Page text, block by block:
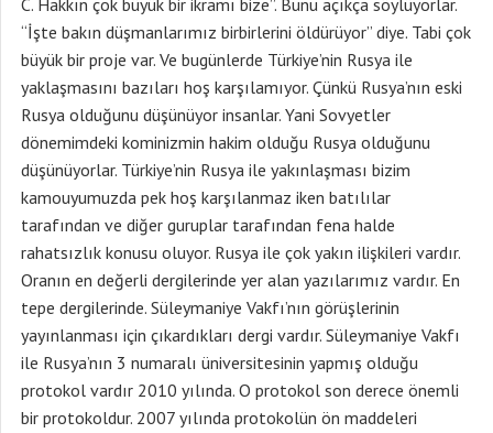
C. Hakkın çok büyük bir ikramı bize”. Bunu açıkça söylüyorlar.
“İşte bakın düşmanlarımız birbirlerini öldürüyor” diye. Tabi çok
büyük bir proje var. Ve bugünlerde Türkiye’nin Rusya ile
yaklaşmasını bazıları hoş karşılamıyor. Çünkü Rusya’nın eski
Rusya olduğunu düşünüyor insanlar. Yani Sovyetler
dönemimdeki kominizmin hakim olduğu Rusya olduğunu
düşünüyorlar. Türkiye’nin Rusya ile yakınlaşması bizim
kamouyumuzda pek hoş karşılanmaz iken batılılar
tarafından ve diğer guruplar tarafından fena halde
rahatsızlık konusu oluyor. Rusya ile çok yakın ilişkileri vardır.
Oranın en değerli dergilerinde yer alan yazılarımız vardır. En
tepe dergilerinde. Süleymaniye Vakfı’nın görüşlerinin
yayınlanması için çıkardıkları dergi vardır. Süleymaniye Vakfı
ile Rusya’nın 3 numaralı üniversitesinin yapmış olduğu
protokol vardır 2010 yılında. O protokol son derece önemli
bir protokoldur. 2007 yılında protokolün ön maddeleri